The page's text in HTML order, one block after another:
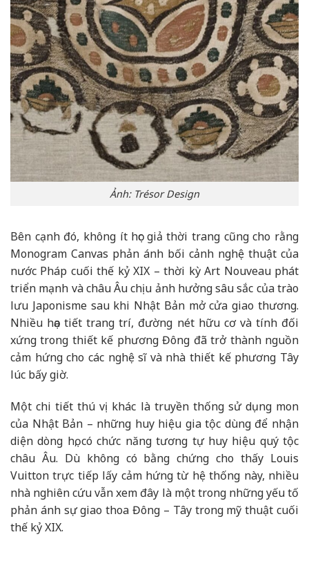
Ảnh: Trésor Design
Bên cạnh đó, không ít học giả thời trang cũng cho rằng
Monogram Canvas phản ánh bối cảnh nghệ thuật của
nước Pháp cuối thế kỷ XIX – thời kỳ Art Nouveau phát
triển mạnh và châu Âu chịu ảnh hưởng sâu sắc của trào
lưu Japonisme sau khi Nhật Bản mở cửa giao thương.
Nhiều họa tiết trang trí, đường nét hữu cơ và tính đối
xứng trong thiết kế phương Đông đã trở thành nguồn
cảm hứng cho các nghệ sĩ và nhà thiết kế phương Tây
lúc bấy giờ.
Một chi tiết thú vị khác là truyền thống sử dụng mon
của Nhật Bản – những huy hiệu gia tộc dùng để nhận
diện dòng họ, có chức năng tương tự huy hiệu quý tộc
châu Âu. Dù không có bằng chứng cho thấy Louis
Vuitton trực tiếp lấy cảm hứng từ hệ thống này, nhiều
nhà nghiên cứu vẫn xem đây là một trong những yếu tố
phản ánh sự giao thoa Đông – Tây trong mỹ thuật cuối
thế kỷ XIX.